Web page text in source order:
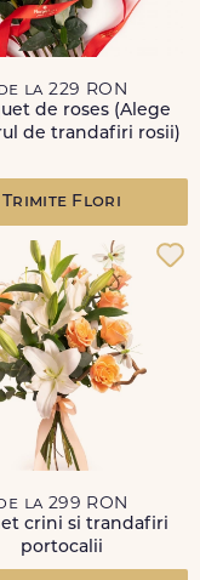
la 229 RON
de roses (Alege
de trandafiri rosii)
Trimite Flori
la 299 RON
crini si trandafiri
portocalii